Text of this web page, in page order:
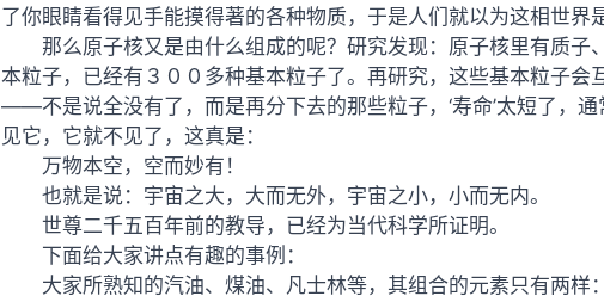
了你眼睛看得见手能摸得著的各种物质，于是人们就以为这相世界
那么原子核又是由什么组成的呢？研究发现：原子核里有质
本粒子，已经有３００多种基本粒子了。再研究，这些基本粒子
——不是说全没有了，而是再分下去的那些粒子，‘寿命’太短了，通
见它，它就不见了，这真是：
万物本空，空而妙有！
也就是说：宇宙之大，大而无外，宇宙之小，小而无内。
世尊二千五百年前的教导，已经为当代科学所证明。
下面给大家讲点有趣的事例：
大家所熟知的汽油、煤油、凡士林等，其组合的元素只有两